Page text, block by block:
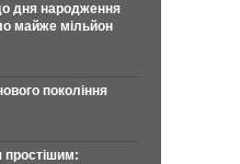
дня народження
майже мільйон
покоління
простішим: